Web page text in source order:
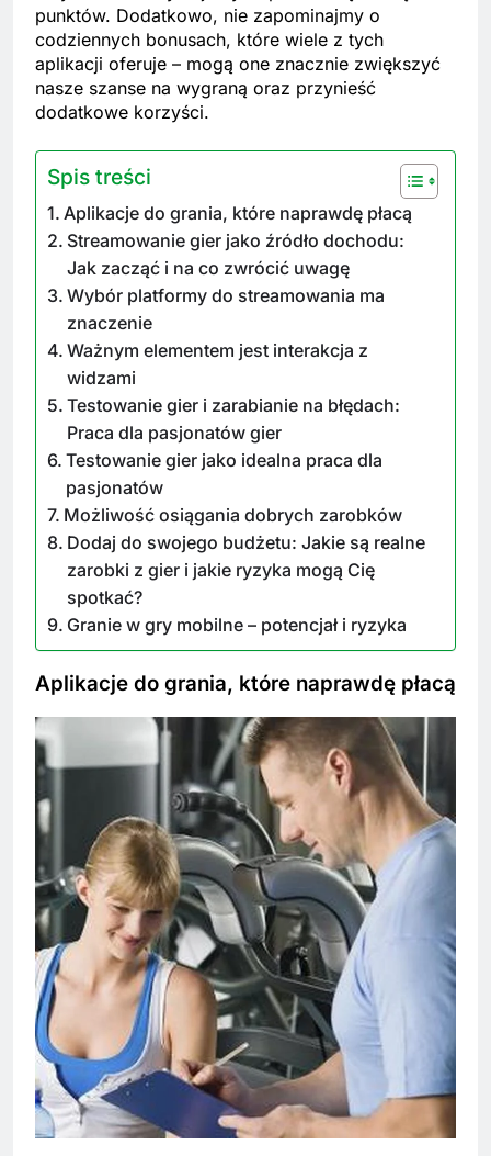
punktów. Dodatkowo, nie zapominajmy o
codziennych bonusach, które wiele z tych
aplikacji oferuje – mogą one znacznie zwiększyć
nasze szanse na wygraną oraz przynieść
dodatkowe korzyści.
Spis treści
Aplikacje do grania, które naprawdę płacą
Streamowanie gier jako źródło dochodu:
Jak zacząć i na co zwrócić uwagę
Wybór platformy do streamowania ma
znaczenie
Ważnym elementem jest interakcja z
widzami
Testowanie gier i zarabianie na błędach:
Praca dla pasjonatów gier
Testowanie gier jako idealna praca dla
pasjonatów
Możliwość osiągania dobrych zarobków
Dodaj do swojego budżetu: Jakie są realne
zarobki z gier i jakie ryzyka mogą Cię
spotkać?
Granie w gry mobilne – potencjał i ryzyka
Aplikacje do grania, które naprawdę płacą